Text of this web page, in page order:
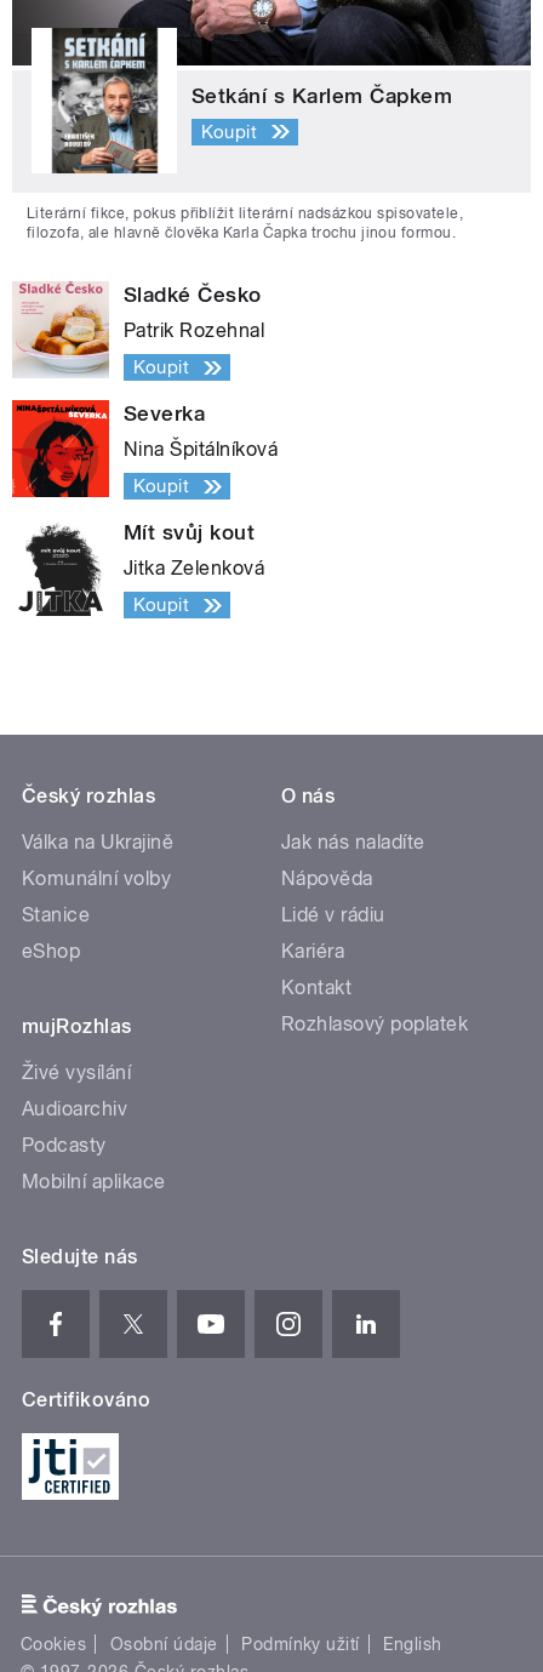
Setkání s Karlem Čapkem
Koupit
Literární fikce, pokus přiblížit literární nadsázkou spisovatele,
filozofa, ale hlavně člověka Karla Čapka trochu jinou formou.
Sladké Česko
Patrik Rozehnal
Koupit
Severka
Nina Špitálníková
Koupit
Mít svůj kout
Jitka Zelenková
Koupit
Český rozhlas
Válka na Ukrajině
Komunální volby
Stanice
eShop
mujRozhlas
Živé vysílání
Audioarchiv
Podcasty
Mobilní aplikace
O nás
Jak nás naladíte
Nápověda
Lidé v rádiu
Kariéra
Kontakt
Rozhlasový poplatek
Sledujte nás
Certifikováno
Cookies Osobní údaje Podmínky užití
English